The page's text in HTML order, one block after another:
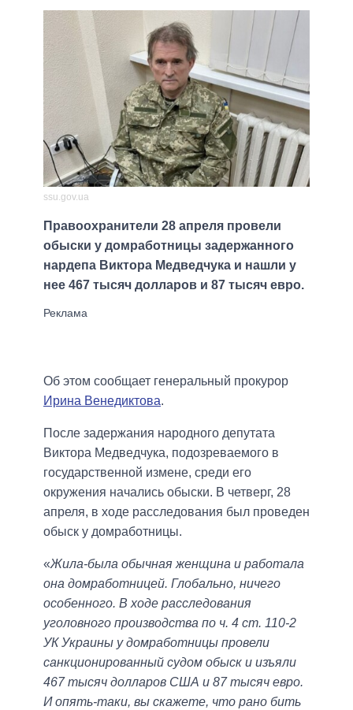
ssu.gov.ua
Правоохранители 28 апреля провели
обыски у домработницы задержанного
нардепа Виктора Медведчука и нашли у
нее 467 тысяч долларов и 87 тысяч евро.
Об этом сообщает генеральный прокурор
Ирина Венедиктова.
После задержания народного депутата
Виктора Медведчука, подозреваемого в
государственной измене, среди его
окружения начались обыски. В четверг, 28
апреля, в ходе расследования был проведен
обыск у домработницы.
«Жила-была обычная женщина и работала
она домработницей. Глобально, ничего
особенного. В ходе расследования
уголовного производства по ч. 4 ст. 110-2
УК Украины у домработницы провели
санкционированный судом обыск и изъяли
467 тысяч долларов США и 87 тысяч евро.
И опять-таки, вы скажете, что рано бить